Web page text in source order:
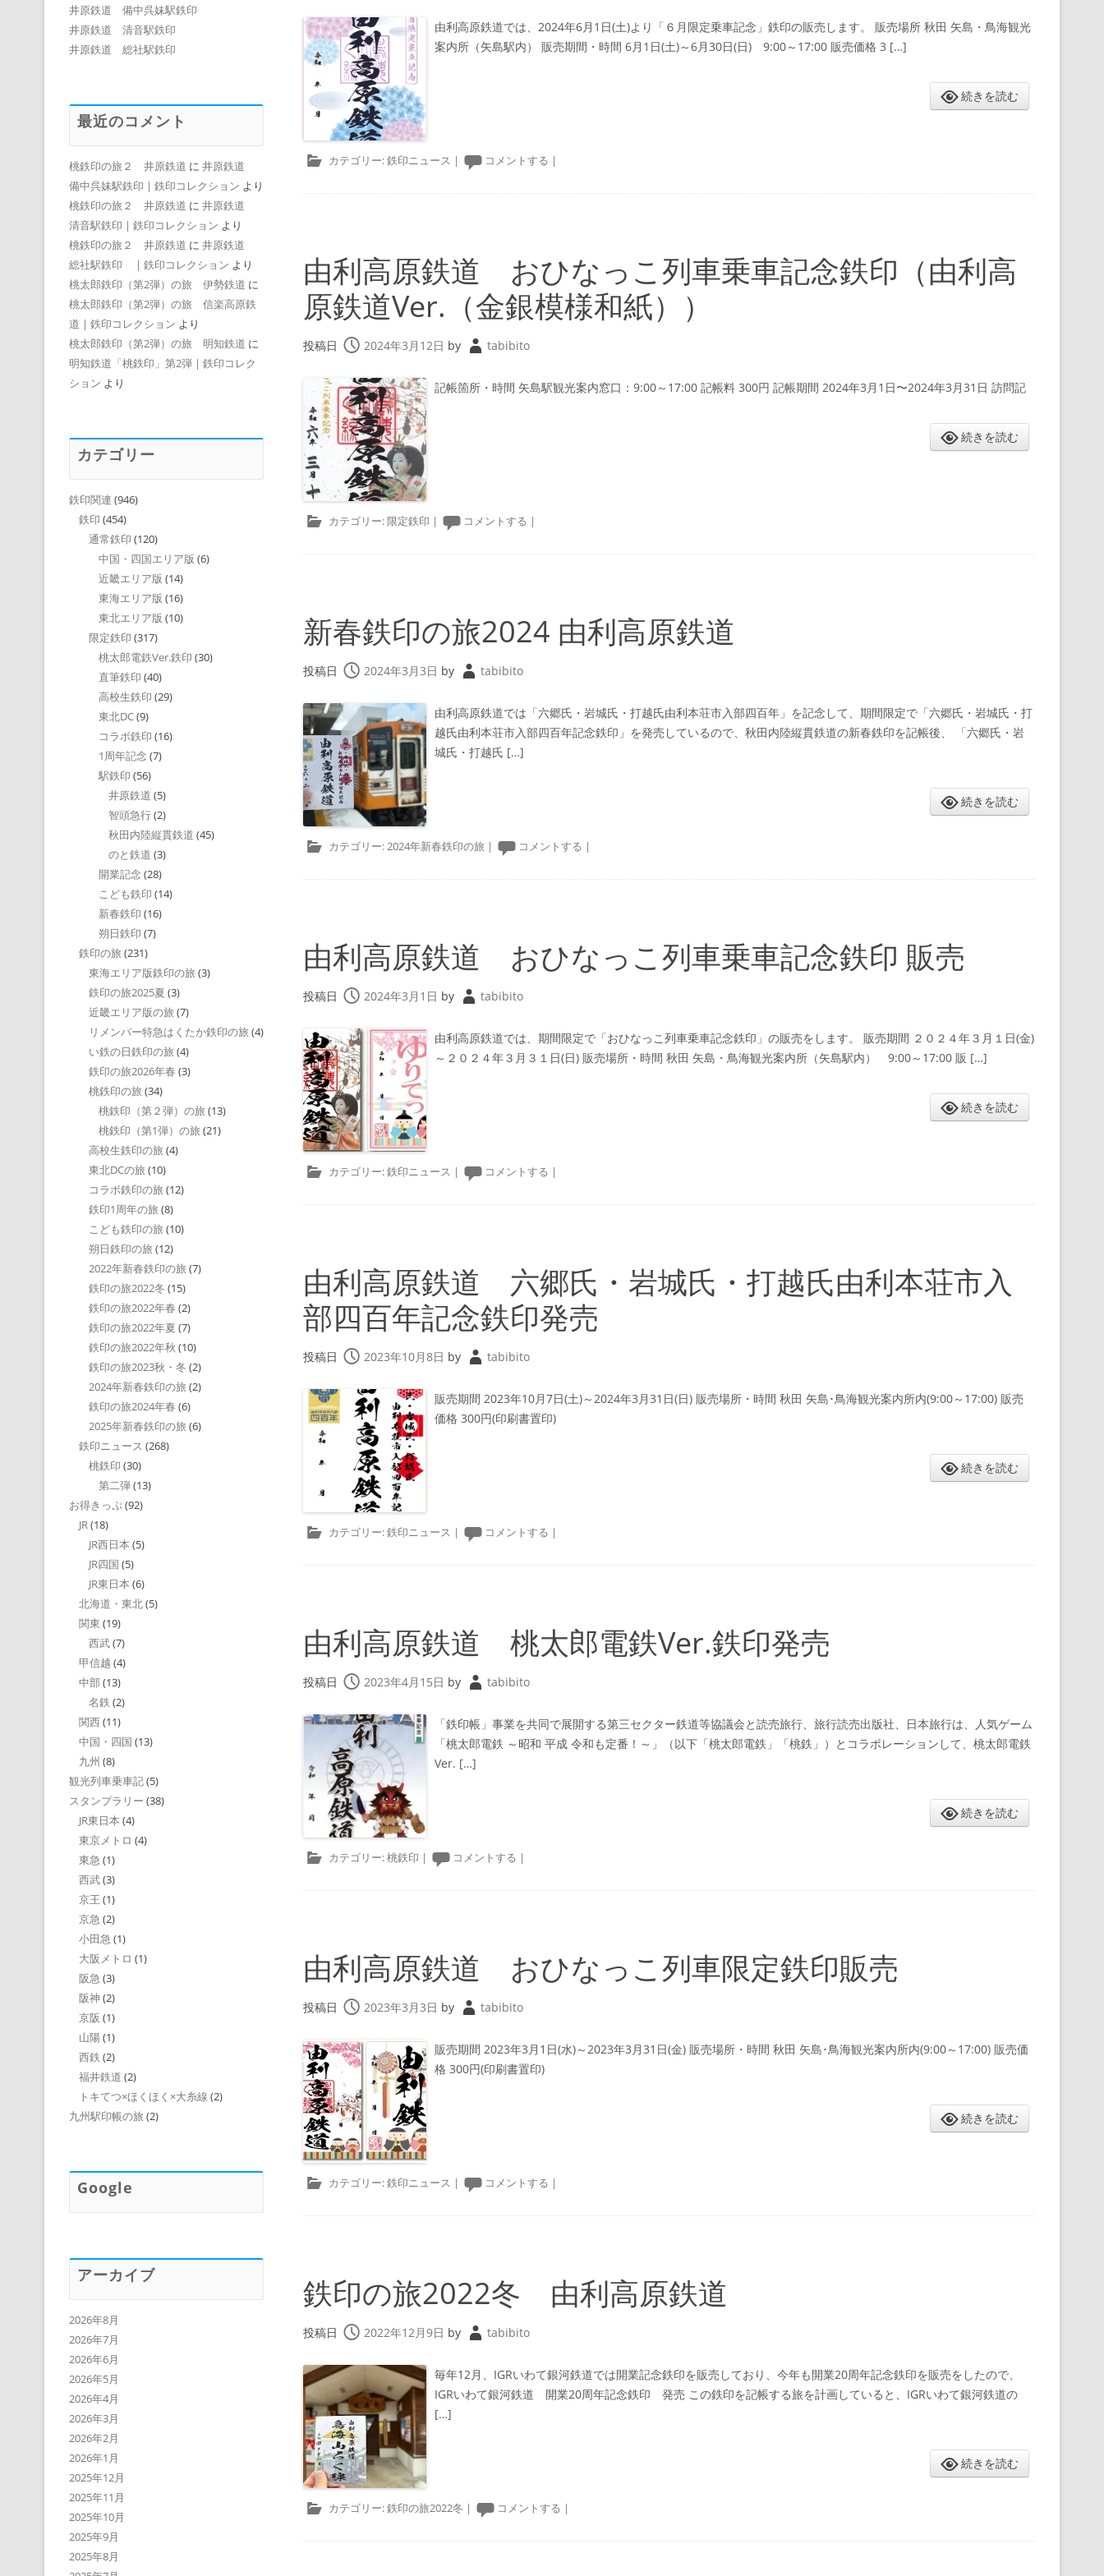
由利高原鉄道では、2024年6月1日(土)より「６月限定乗車記念」鉄印の販売します。 販売場所 秋田 矢島・鳥海観光
案内所（矢島駅内） 販売期間・時間 6月1日(土)～6月30日(日) 9:00～17:00 販売価格 3 […]
続きを読む
カテゴリー:鉄印ニュース | コメントする |
由利高原鉄道 おひなっこ列車乗車記念鉄印（由利高
原鉄道Ver.（金銀模様和紙））
投稿日 2024年3月12日 by tabibito
記帳箇所・時間 矢島駅観光案内窓口：9:00～17:00 記帳料 300円 記帳期間 2024年3月1日〜2024年3月31日 訪問記
続きを読む
カテゴリー:限定鉄印 | コメントする |
新春鉄印の旅2024 由利高原鉄道
投稿日 2024年3月3日 by tabibito
由利高原鉄道では「六郷氏・岩城氏・打越氏由利本荘市入部四百年」を記念して、期間限定で「六郷氏・岩城氏・打
越氏由利本荘市入部四百年記念鉄印」を発売しているので、秋田内陸縦貫鉄道の新春鉄印を記帳後、 「六郷氏・岩
城氏・打越氏 […]
続きを読む
カテゴリー:2024年新春鉄印の旅 | コメントする |
由利高原鉄道 おひなっこ列車乗車記念鉄印 販売
投稿日 2024年3月1日 by tabibito
由利高原鉄道では、期間限定で「おひなっこ列車乗車記念鉄印」の販売をします。 販売期間 ２０２４年３月１日(金)
～２０２４年３月３１日(日) 販売場所・時間 秋田 矢島・鳥海観光案内所（矢島駅内） 9:00～17:00 販 […]
続きを読む
カテゴリー:鉄印ニュース | コメントする |
由利高原鉄道 六郷氏・岩城氏・打越氏由利本荘市入
部四百年記念鉄印発売
投稿日 2023年10月8日 by tabibito
販売期間 2023年10月7日(土)～2024年3月31日(日) 販売場所・時間 秋田 矢島･鳥海観光案内所内(9:00～17:00) 販売
価格 300円(印刷書置印)
続きを読む
カテゴリー:鉄印ニュース | コメントする |
由利高原鉄道 桃太郎電鉄Ver.鉄印発売
投稿日 2023年4月15日 by tabibito
「鉄印帳」事業を共同で展開する第三セクター鉄道等協議会と読売旅行、旅行読売出版社、日本旅行は、人気ゲーム
「桃太郎電鉄 ～昭和 平成 令和も定番！～」（以下「桃太郎電鉄」「桃鉄」）とコラボレーションして、桃太郎電鉄
Ver. […]
続きを読む
カテゴリー:桃鉄印 | コメントする |
由利高原鉄道 おひなっこ列車限定鉄印販売
投稿日 2023年3月3日 by tabibito
販売期間 2023年3月1日(水)～2023年3月31日(金) 販売場所・時間 秋田 矢島･鳥海観光案内所内(9:00～17:00) 販売価
格 300円(印刷書置印)
続きを読む
カテゴリー:鉄印ニュース | コメントする |
鉄印の旅2022冬 由利高原鉄道
投稿日 2022年12月9日 by tabibito
毎年12月、IGRいわて銀河鉄道では開業記念鉄印を販売しており、今年も開業20周年記念鉄印を販売をしたので、
IGRいわて銀河鉄道 開業20周年記念鉄印 発売 この鉄印を記帳する旅を計画していると、IGRいわて銀河鉄道の
[…]
続きを読む
カテゴリー:鉄印の旅2022冬 | コメントする |
井原鉄道 備中呉妹駅鉄印
井原鉄道 清音駅鉄印
井原鉄道 総社駅鉄印
最近のコメント
桃鉄印の旅２ 井原鉄道 に 井原鉄道
備中呉妹駅鉄印 | 鉄印コレクション より
桃鉄印の旅２ 井原鉄道 に 井原鉄道
清音駅鉄印 | 鉄印コレクション より
桃鉄印の旅２ 井原鉄道 に 井原鉄道
総社駅鉄印 | 鉄印コレクション より
桃太郎鉄印（第2弾）の旅 伊勢鉄道 に
桃太郎鉄印（第2弾）の旅 信楽高原鉄
道 | 鉄印コレクション より
桃太郎鉄印（第2弾）の旅 明知鉄道 に
明知鉄道「桃鉄印」第2弾 | 鉄印コレク
ション より
カテゴリー
鉄印関連 (946)
鉄印 (454)
通常鉄印 (120)
中国・四国エリア版 (6)
近畿エリア版 (14)
東海エリア版 (16)
東北エリア版 (10)
限定鉄印 (317)
桃太郎電鉄Ver.鉄印 (30)
直筆鉄印 (40)
高校生鉄印 (29)
東北DC(9)
コラボ鉄印 (16)
1周年記念 (7)
駅鉄印 (56)
井原鉄道 (5)
智頭急行(2)
秋田内陸縦貫鉄道 (45)
のと鉄道 (3)
開業記念 (28)
こども鉄印 (14)
新春鉄印 (16)
朔日鉄印 (7)
鉄印の旅 (231)
東海エリア版鉄印の旅 (3)
鉄印の旅2025夏 (3)
近畿エリア版の旅 (7)
リメンバー特急はくたか鉄印の旅 (4)
い鉄の日鉄印の旅 (4)
鉄印の旅2026年春 (3)
桃鉄印の旅 (34)
桃鉄印（第２弾）の旅 (13)
桃鉄印（第1弾）の旅 (21)
高校生鉄印の旅 (4)
東北DCの旅 (10)
コラボ鉄印の旅 (12)
鉄印1周年の旅 (8)
こども鉄印の旅 (10)
朔日鉄印の旅 (12)
2022年新春鉄印の旅 (7)
鉄印の旅2022冬 (15)
鉄印の旅2022年春 (2)
鉄印の旅2022年夏 (7)
鉄印の旅2022年秋 (10)
鉄印の旅2023秋・冬 (2)
2024年新春鉄印の旅 (2)
鉄印の旅2024年春 (6)
2025年新春鉄印の旅 (6)
鉄印ニュース (268)
桃鉄印 (30)
第二弾(13)
お得きっぷ(92)
JR(18)
JR西日本 (5)
JR四国 (5)
JR東日本 (6)
北海道・東北(5)
関東 (19)
西武(7)
甲信越 (4)
中部 (13)
名鉄 (2)
関西(11)
中国・四国 (13)
九州 (8)
観光列車乗車記(5)
スタンプラリー (38)
JR東日本 (4)
東京メトロ (4)
東急 (1)
西武(3)
京王 (1)
京急 (2)
小田急 (1)
大阪メトロ (1)
阪急 (3)
阪神 (2)
京阪 (1)
山陽 (1)
西鉄 (2)
福井鉄道 (2)
トキてつ×ほくほく×大糸線 (2)
九州駅印帳の旅 (2)
Google
アーカイブ
2026年8月
2026年7月
2026年6月
2026年5月
2026年4月
2026年3月
2026年2月
2026年1月
2025年12月
2025年11月
2025年10月
2025年9月
2025年8月